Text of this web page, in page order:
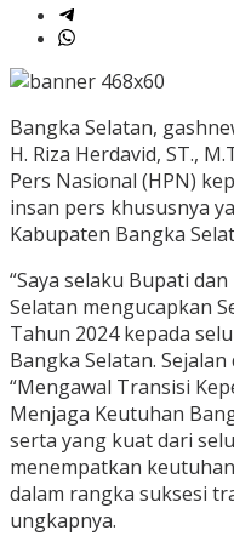
Bangka Selatan,
H. Riza Herdavid, ST.,
Pers Nasional (HPN)
insan pers khususnya
Kabupaten Bangka
“Saya selaku Bupati
Selatan mengucapkan
Tahun 2024 kepada
Bangka Selatan.
“Mengawal Transisi
Menjaga Keutuhan
serta yang kuat dari
menempatkan
dalam rangka suksesi
ungkapnya.